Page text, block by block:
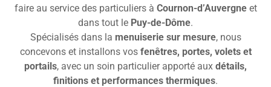
faire au service des particuliers à Cournon-d’Auvergneet
dans tout le Puy-de-Dôme.
Spécialisés dans la menuiserie sur mesure, nous
concevons et installons vos fenêtres, portes, volets et
portails, avec un soin particulier apporté aux détails,
finitions et performances thermiques.